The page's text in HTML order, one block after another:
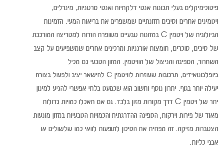
פיטוכימיקלים בעלי תכונות אנטי דלקתיות ואנטי סרטניות, מינרלים,
ויטמינים אחרים וסיבים תזונתיים שמשפרים את בריאות המעי. הזמינות
הביולוגית של ויטמין C במזונות טבעיים משופרת הודות למטריצה המורכבת
של סיבים, סוכרים, חומצות אורגניות ומרכיבים אחרים שמשפיעים על קצב
השחרור, הספיגה והניצול של הוויטמין. המזון הטבעי גם מכיל
ביופלבונואידים, תרכובות שעוזרות לוויטמין C להישאר יציב ולפעול בצורה
יעילה יותר בגוף. יתרון נוסף וחשוב הוא שכמעט בלתי אפשרי להגיע למינון
יתר של ויטמין C דרך מקורות מזון בלבד. גם אם תאכלו כמויות גדולות
מאוד של פירות וירקות, הספיגה ההדרגתית והכמויות הטבעיות במזון מונעות
הצטברות מזיקה. זה מפחית את הסיכון לתופעות לוואי כמו שלשולים או
אבני כליות.